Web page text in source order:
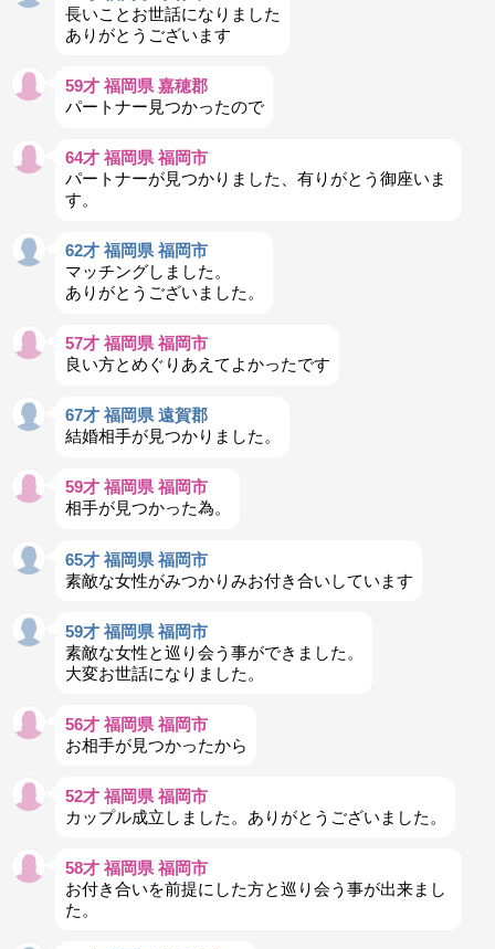
長いことお世話になりました
ありがとうございます
59才 福岡県 嘉穂郡
パートナー見つかったので
64才 福岡県 福岡市
パートナーが見つかりました、有りがとう御座いま
す。
62才 福岡県 福岡市
マッチングしました。
ありがとうございました。
57才 福岡県 福岡市
良い方とめぐりあえてよかったです
67才 福岡県 遠賀郡
結婚相手が見つかりました。
59才 福岡県 福岡市
相手が見つかった為。
65才 福岡県 福岡市
素敵な女性がみつかりみお付き合いしています
59才 福岡県 福岡市
素敵な女性と巡り会う事ができました。
大変お世話になりました。
56才 福岡県 福岡市
お相手が見つかったから
52才 福岡県 福岡市
カップル成立しました。ありがとうございました。
58才 福岡県 福岡市
お付き合いを前提にした方と巡り会う事が出来まし
た。